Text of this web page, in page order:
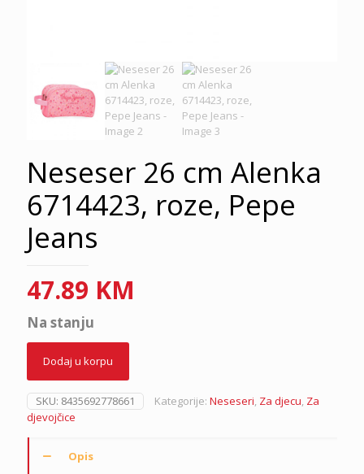
Neseser 26 cm Alenka
6714423, roze, Pepe
Jeans
47.89 KM
Na stanju
Dodaj u korpu
SKU: 8435692778661 Kategorije: Neseseri Za djecu Za
djevojčice
Opis